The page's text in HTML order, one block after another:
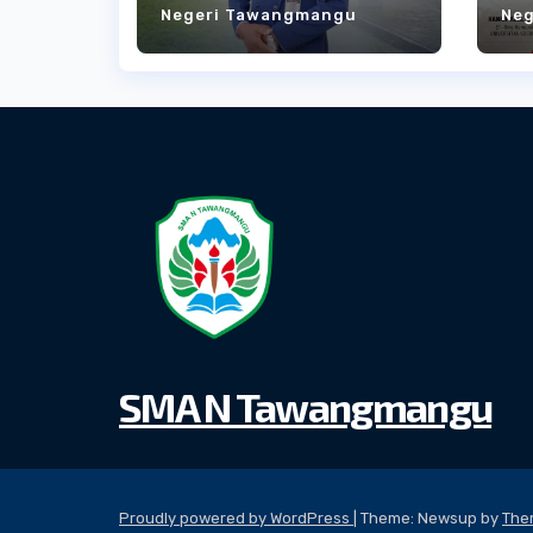
Dedikasi yang
Menjadi Teladan
Negeri Tawangmangu
SMA N Tawangmangu
Proudly powered by WordPress Theme: Newsup by